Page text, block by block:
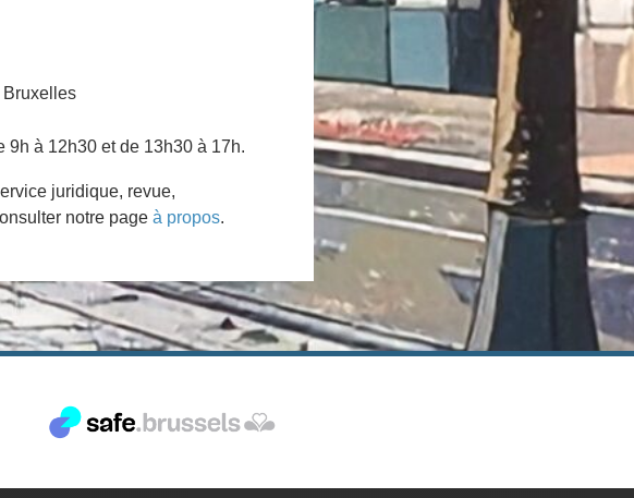
Bruxelles
9h à 12h30 et de 13h30 à 17h.
juridique, revue,
notre page à propos.